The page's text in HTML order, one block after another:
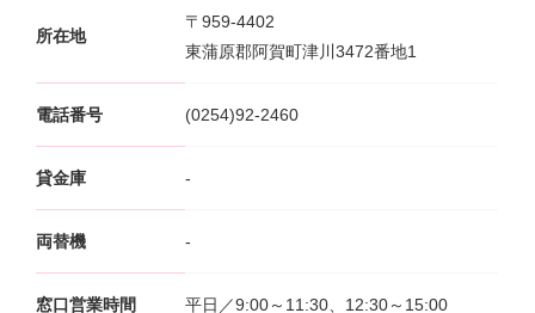
サービスのご案内 ログイン
たいこうインターネット投信
サービスのご案内
所在地
〒959-4402
東蒲原郡阿賀町津川3472番地1
電話番号 (0254)92-2460
貸金庫 -
両替機 -
窓口営業時間 平日／9:00～11:30、12:30～15:00